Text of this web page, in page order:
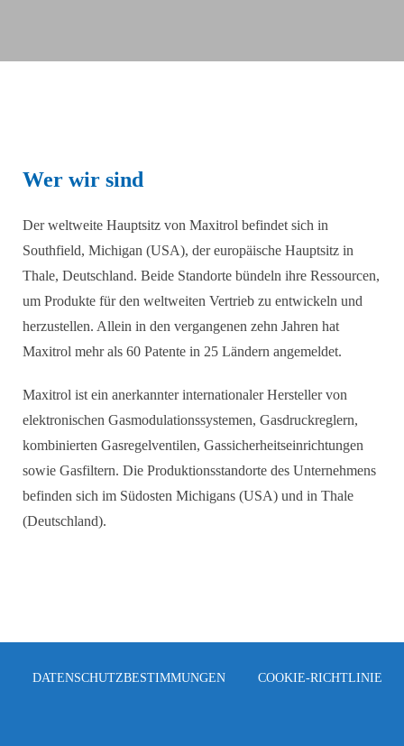
Wer wir sind
Der weltweite Hauptsitz von Maxitrol befindet sich in
Southfield, Michigan (USA), der europäische Hauptsitz in
Thale, Deutschland. Beide Standorte bündeln ihre Ressourcen,
um Produkte für den weltweiten Vertrieb zu entwickeln und
herzustellen. Allein in den vergangenen zehn Jahren hat
Maxitrol mehr als 60 Patente in 25 Ländern angemeldet.
Maxitrol ist ein anerkannter internationaler Hersteller von
elektronischen Gasmodulationssystemen, Gasdruckreglern,
kombinierten Gasregelventilen, Gassicherheitseinrichtungen
sowie Gasfiltern. Die Produktionsstandorte des Unternehmens
befinden sich im Südosten Michigans (USA) und in Thale
(Deutschland).
DATENSCHUTZBESTIMMUNGEN COOKIE-RICHTLINIE